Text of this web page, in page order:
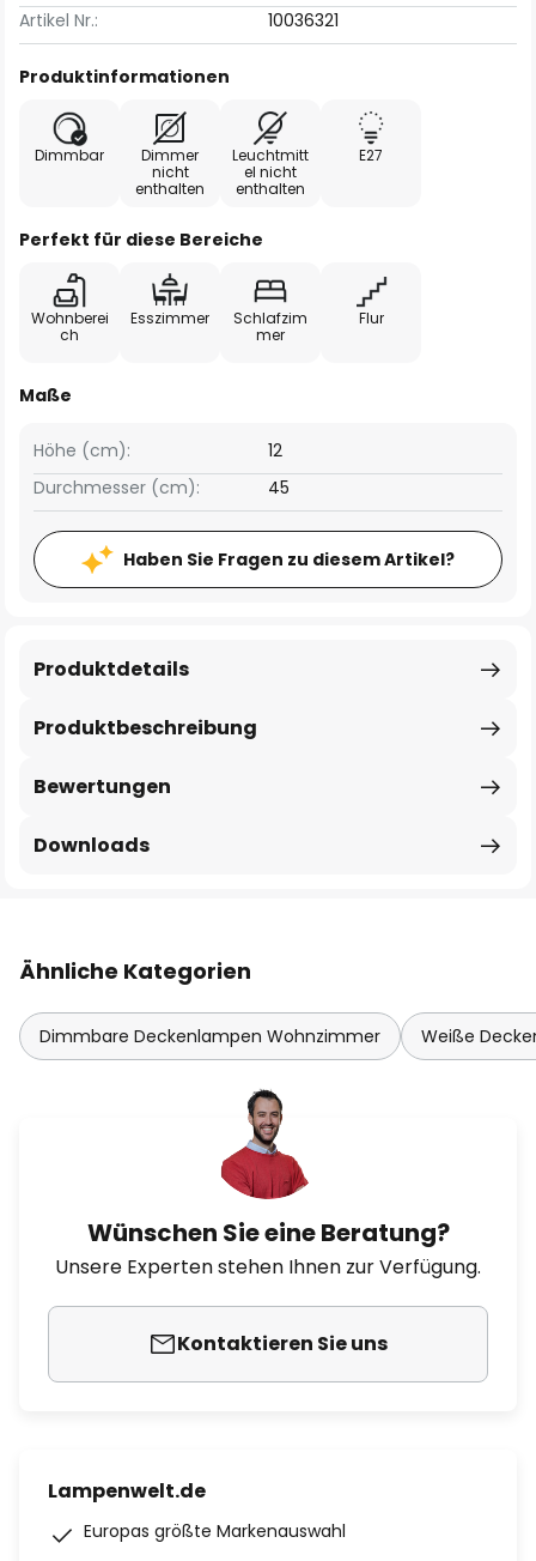
Artikel Nr.:
10036321
Produktinformationen
Dimmbar
Dimmer
nicht
enthalten
Leuchtmitt
el nicht
enthalten
E27
Perfekt für diese Bereiche
Wohnberei
ch
Esszimmer
Schlafzim
mer
Flur
Maße
Höhe (cm):
12
Durchmesser (cm):
45
Haben Sie Fragen zu diesem Artikel?
Produktbeschreibung
Produktdetails
Bewertungen
Downloads
Ähnliche Kategorien
Dimmbare Deckenlampen Wohnzimmer Weiße
Wünschen Sie eine Beratung?
Unsere Experten stehen Ihnen zur Verfügung.
Kontaktieren Sie uns
Lampenwelt.de
Europas größte Markenauswahl